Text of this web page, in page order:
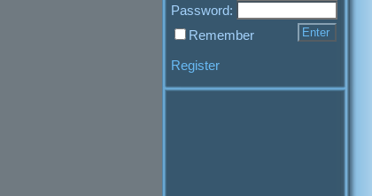
Password:
Remember
Register